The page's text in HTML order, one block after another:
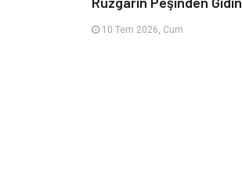
10 Tem 2026, Cum